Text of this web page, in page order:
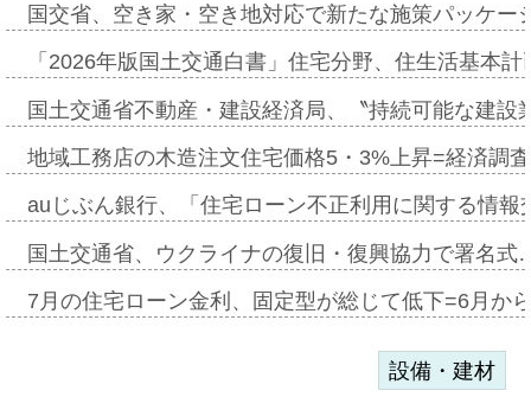
国交省、空き家・空き地対応で新たな施策パッケ
「2026年版国土交通白書」住宅分野、住生活基本
国土交通省不動産・建設経済局、〝持続可能な建
地域工務店の木造注文住宅価格5・3%上昇=経済調
auじぶん銀行、「住宅ローン不正利用に関する情
国土交通省、ウクライナの復旧・復興協力で署名
7月の住宅ローン金利、固定型が総じて低下=6月か
設備・建材